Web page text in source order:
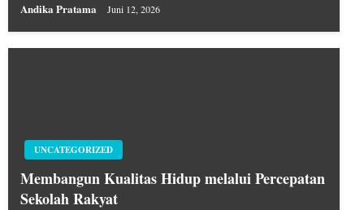
Andika Pratama Juni 12, 2026
UNCATEGORIZED
Membangun Kualitas Hidup melalui Percepatan
Sekolah Rakyat